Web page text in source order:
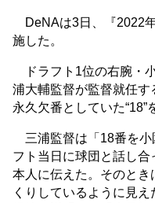
DeNAは3日、『2022
施した。
ドラフト1位の右腕・
浦大輔監督が監督就任
永久欠番としていた“18”
三浦監督は「18番を小
フト当日に球団と話し
本人に伝えた。そのとき
くりしているように見え